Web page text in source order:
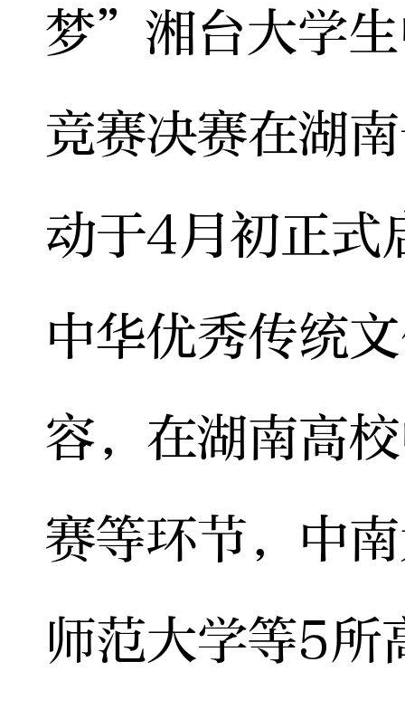
梦”湘台大学
竞赛决赛在湖
动于4月初正式
中华优秀传统
容，在湖南高
赛等环节，中
师范大学等5所